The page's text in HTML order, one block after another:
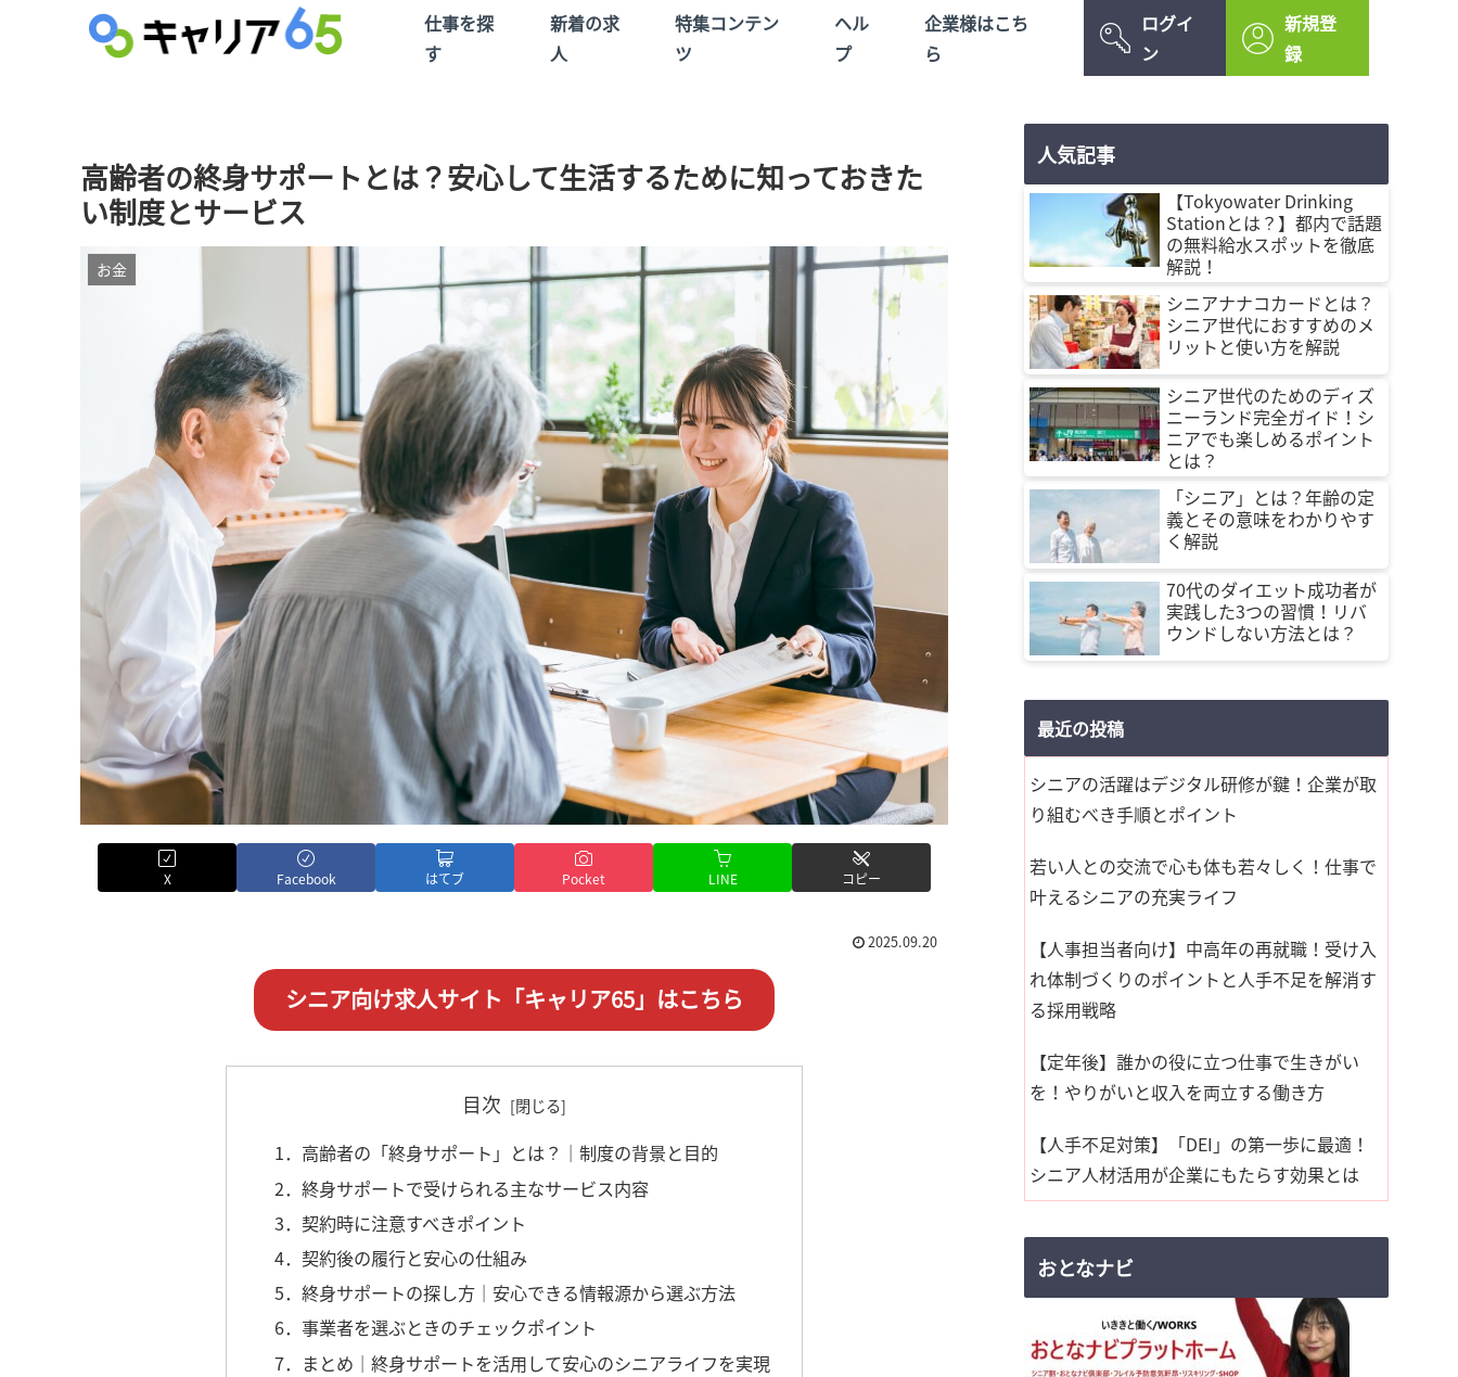
仕事を探
す
新着の求
人
特集コンテン
ツ
ヘル
プ
企業様はこち
ら
ログイ
ン
新規登
録
高齢者の終身サポートとは？安心して生活するために知っておきた
い制度とサービス
お金
X Facebook はてブ Pocket LINE コピー
2025.09.20
シニア向け求人サイト「キャリア65」はこちら
目次
1．高齢者の「終身サポート」とは？｜制度の背景と目的
2．終身サポートで受けられる主なサービス内容
3．契約時に注意すべきポイント
4．契約後の履行と安心の仕組み
5．終身サポートの探し方｜安心できる情報源から選ぶ方法
6．事業者を選ぶときのチェックポイント
7．まとめ｜終身サポートを活用して安心のシニアライフを実現
人気記事
【Tokyowater Drinking
Stationとは？】都内で話題
の無料給水スポットを徹底
解説！
シニアナナコカードとは？
シニア世代におすすめのメ
リットと使い方を解説
シニア世代のためのディズ
ニーランド完全ガイド！シ
ニアでも楽しめるポイント
とは？
「シニア」とは？年齢の定
義とその意味をわかりやす
く解説
70代のダイエット成功者が
実践した3つの習慣！リバ
ウンドしない方法とは？
最近の投稿
シニアの活躍はデジタル研修が鍵！企業が取
り組むべき手順とポイント
若い人との交流で心も体も若々しく！仕事で
叶えるシニアの充実ライフ
【人事担当者向け】中高年の再就職！受け入
れ体制づくりのポイントと人手不足を解消す
る採用戦略
【定年後】誰かの役に立つ仕事で生きがい
を！やりがいと収入を両立する働き方
【人手不足対策】「DEI」の第一歩に最適！
シニア人材活用が企業にもたらす効果とは
おとなナビ